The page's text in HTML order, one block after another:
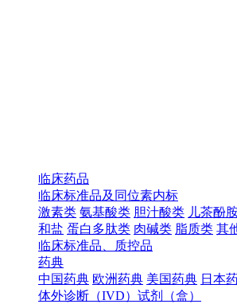
临床药品
临床标准品及同位素内标
激素类 氨基酸类 胆汁酸类 儿茶酚
和盐 蛋白多肽类 肉碱类 脂质类 其
临床标准品、质控品
药典
中国药典 欧洲药典 美国药典 日本
体外诊断（IVD）试剂（盒）